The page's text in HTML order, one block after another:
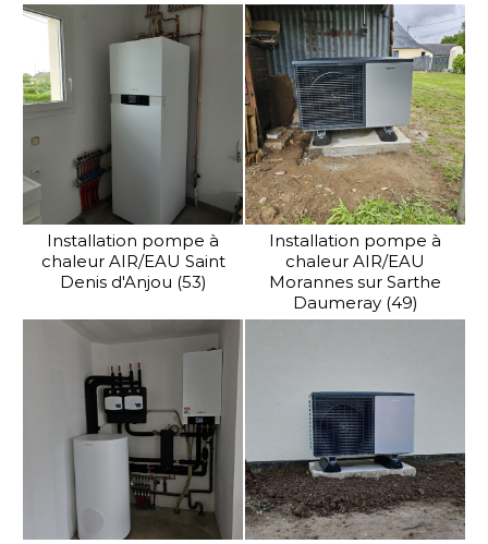
Installation pompe à
chaleur AIR/EAU Saint
Denis d'Anjou (53)
Installation pompe à
chaleur AIR/EAU
Morannes sur Sarthe
Daumeray (49)